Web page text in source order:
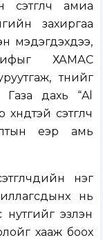
амиа
захиргаа
мэдэгдэхдээ,
ХАМАС
түүнийг
дахь “Al
сэтгүүлч
үеэр амь
нэг
нь
нутгийг эзлэн
хааж боох